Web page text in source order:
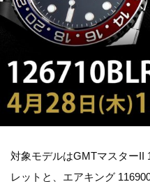
対象モデルはGMTマスターII
レットと、エアキング 116900